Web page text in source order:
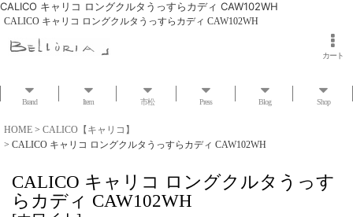
CALICO キャリコ ロングクルタうっすらカディ CAW102WH
CALICO キャリコ ロングクルタうっすらカディ CAW102WH
カート
Brand Item 市松 Press Blog Shop
HOME > CALICO【キャリコ】
> CALICO キャリコ ロングクルタうっすらカディ CAW102WH
CALICO キャリコ ロングクルタうっす
らカディ CAW102WH